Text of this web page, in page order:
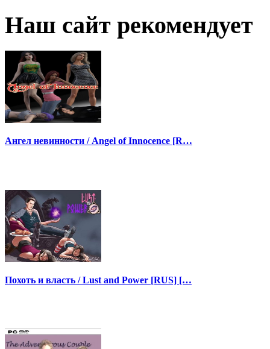
Наш сайт рекомендует
Ангел невинности / Angel of Innocence [R…
Похоть и власть / Lust and Power [RUS] […